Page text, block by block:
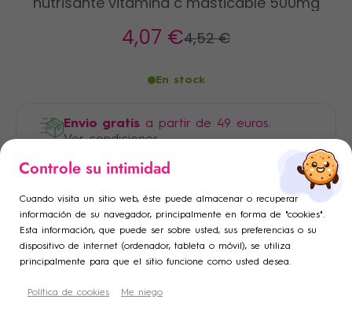
4,07 €4,52 €
En stock
Envio gratis a partir de 49 euros.
Ver condiciones
Pago 100% seguro
Añadir a la lista de deseos ×
add_circle_outline Crear una nueva lista
Crear lista de deseos ×
Nombre de la lista de deseos
Cancelar Crear lista de deseos
Iniciar sesión ×
Debe iniciar sesión para guardar productos en su lista de
deseos.
Cancelar Iniciar sesión
Controle su intimidad
Cuando visita un sitio web, éste puede almacenar o recuperar
información de su navegador, principalmente en forma de "cookies".
Esta información, que puede ser sobre usted, sus preferencias o su
dispositivo de internet (ordenador, tableta o móvil), se utiliza
principalmente para que el sitio funcione como usted desea.
Política de cookies Me niego